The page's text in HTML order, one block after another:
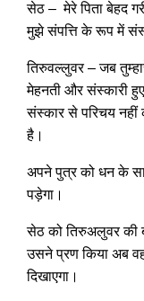
सेठ – मेरे पिता बेहद
मुझे संपत्ति के रूप में
तिरुवल्लुवर – जब
मेहनती और संस्कारी
संस्कार से परिचय नहीं
है।
अपने पुत्र को धन के
पड़ेगा।
सेठ को तिरुअलुवर
उसने प्रण किया अब
दिखाएगा।